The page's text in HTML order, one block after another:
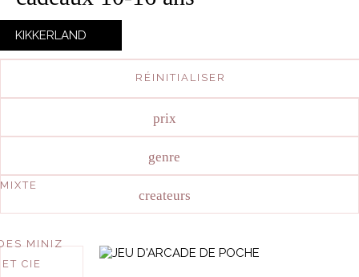
KIKKERLAND
RÉINITIALISER
prix
genre
MIXTE
createurs
MINIZ
CIE